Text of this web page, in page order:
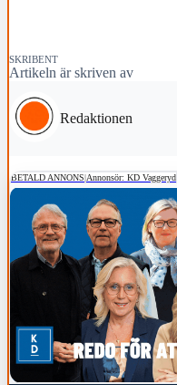
SKRIBENT
Artikeln är skriven av
Redaktionen
BETALD ANNONS|Annonsör: KD Vaggeryd